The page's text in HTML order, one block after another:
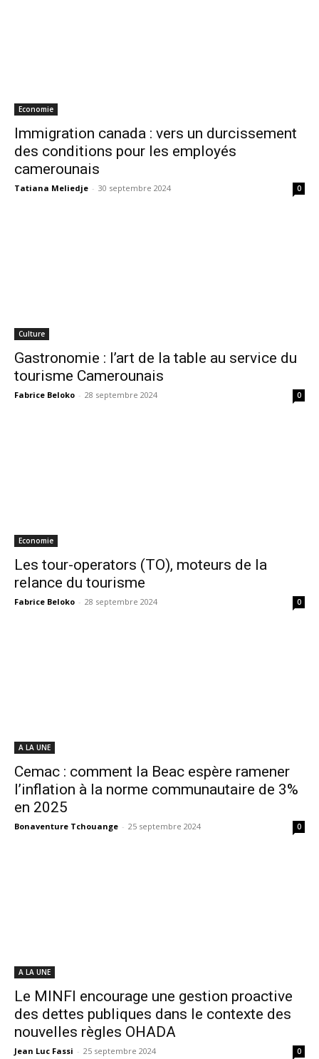
Economie
Immigration canada : vers un durcissement
des conditions pour les employés
camerounais
Tatiana Meliedje - 30 septembre 2024 0
Culture
Gastronomie : l’art de la table au service du
tourisme Camerounais
Fabrice Beloko - 28 septembre 2024 0
Economie
Les tour-operators (TO), moteurs de la
relance du tourisme
Fabrice Beloko - 28 septembre 2024 0
A LA UNE
Cemac : comment la Beac espère ramener
l’inflation à la norme communautaire de 3%
en 2025
Bonaventure Tchouange - 25 septembre 2024 0
A LA UNE
Le MINFI encourage une gestion proactive
des dettes publiques dans le contexte des
nouvelles règles OHADA
Jean Luc Fassi - 25 septembre 2024 0